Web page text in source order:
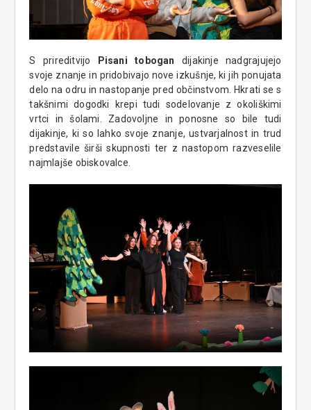
S prireditvijo Pisani tobogan
dijakinje nadgrajujejo
svoje znanje in pridobivajo nove izkušnje, ki jih ponujata
delo na odru in nastopanje pred občinstvom. Hkrati se s
takšnimi dogodki krepi tudi sodelovanje z okoliškimi
vrtci in šolami. Zadovoljne in ponosne so bile tudi
dijakinje, ki so lahko svoje znanje, ustvarjalnost in trud
predstavile širši skupnosti ter z nastopom razveselile
najmlajše obiskovalce.